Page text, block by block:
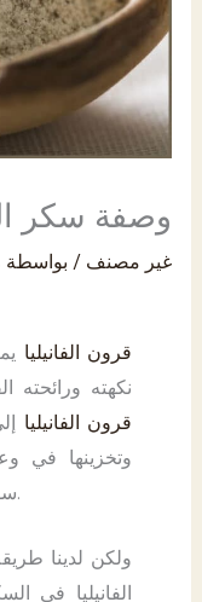
وصفة سكر
غير مصنف / بواسطة
قرون الفانيليا
نكهته ورائحته
قرون الفانيليا
وتخزينها في
سوف يتغلغل نكهة الفانيليا في السكر.
ولكن لدينا
الفانيليا في